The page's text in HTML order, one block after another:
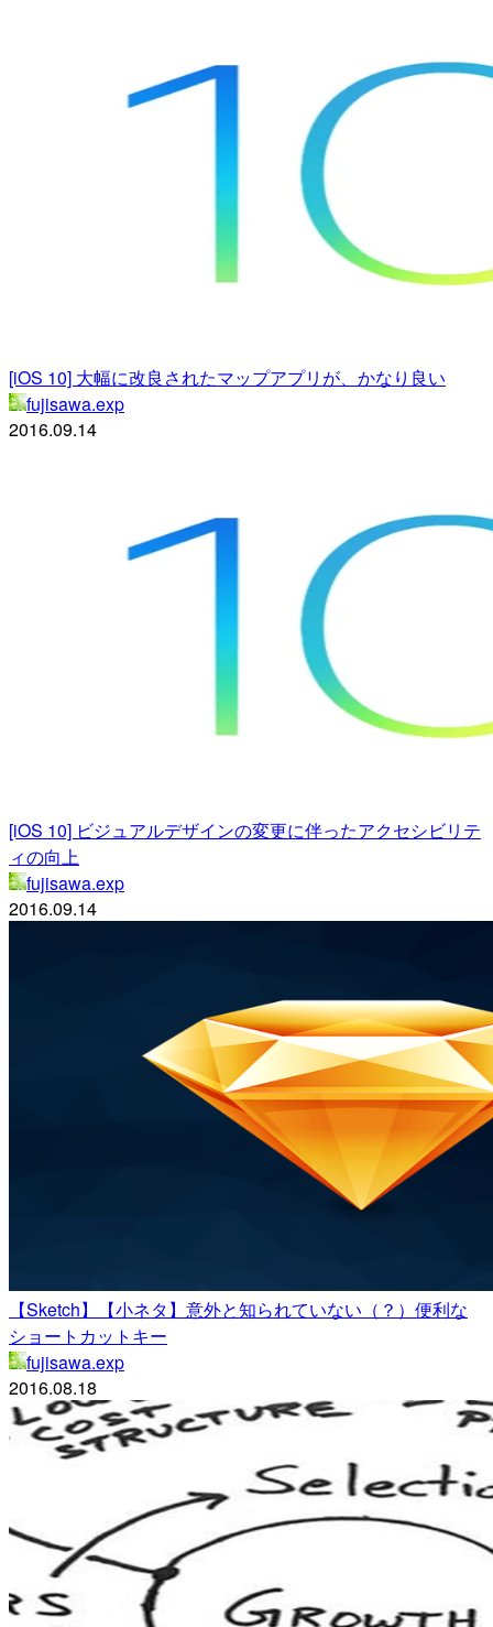
[iOS 10] 大幅に改良されたマップアプリが、かなり良い
fujisawa.exp
2016.09.14
[iOS 10] ビジュアルデザインの変更に伴ったアクセシビリテ
ィの向上
fujisawa.exp
2016.09.14
【Sketch】【小ネタ】意外と知られていない（？）便利な
ショートカットキー
fujisawa.exp
2016.08.18